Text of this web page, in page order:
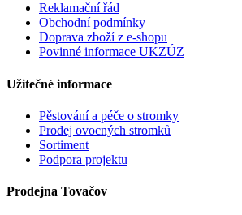
Reklamační řád
Obchodní podmínky
Doprava zboží z e-shopu
Povinné informace UKZÚZ
Užitečné informace
Pěstování a péče o stromky
Prodej ovocných stromků
Sortiment
Podpora projektu
Prodejna Tovačov